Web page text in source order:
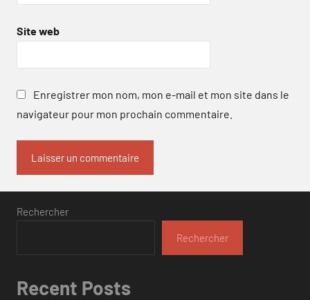
Site web
Enregistrer mon nom, mon e-mail et mon site dans le
navigateur pour mon prochain commentaire.
Rechercher
Rechercher
Recent Posts